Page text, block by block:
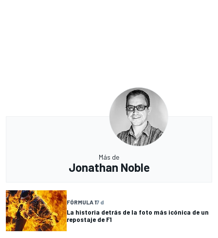
Más de
Jonathan Noble
FÓRMULA 17 d
La historia detrás de la foto más icónica de un
repostaje de F1